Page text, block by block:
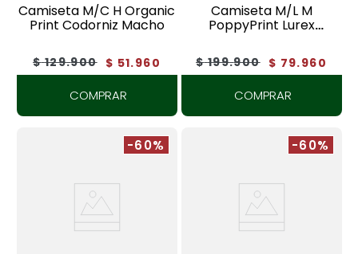
Camiseta M/C H Organic
Print Codorniz Macho
$ 129.900 $ 51.960
COMPRAR
Camiseta M/L M
PoppyPrint Lurex
$ 199.900 $ 79.960
COMPRAR
-60% -60%